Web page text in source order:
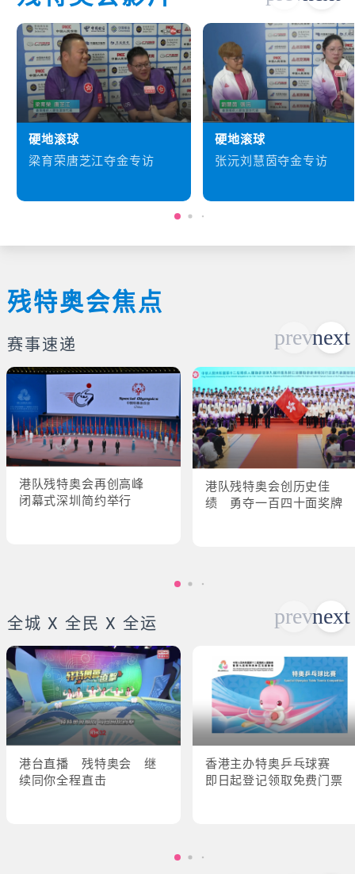
硬地滚球
梁育荣唐芝江夺金专访
硬地滚球
张沅刘慧茵夺金专访
残特奥会焦点
赛事速递
港队残特奥会再创高峰
闭幕式深圳简约举行
港队残特奥会创历史佳
绩 勇夺一百四十面奖牌
全城 X 全民 X 全运
港台直播 残特奥会 继
续同你全程直击
香港主办特奥乒乓球赛
即日起登记领取免费门票